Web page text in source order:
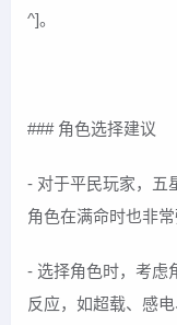
^]。
### 角色选择建议
- 对于平民玩家，五
角色在满命时也非
- 选择角色时，考虑
反应，如超载、感电